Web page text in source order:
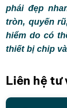
phái đẹp
tròn, quyến
hiểm do có
thiết bị chip
Liên hệ tư